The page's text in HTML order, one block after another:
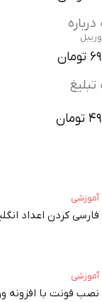
آموزشی
فارسی کردن اعداد
آموزشی
نصب فونت با افزونه